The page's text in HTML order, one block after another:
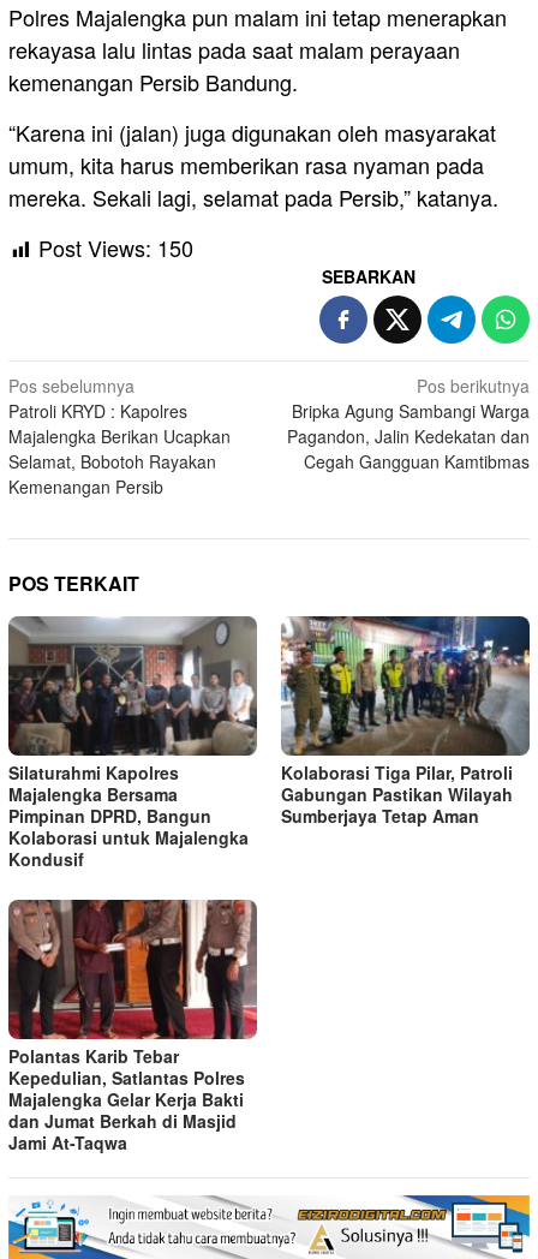
Polres Majalengka pun malam ini tetap menerapkan
rekayasa lalu lintas pada saat malam perayaan
kemenangan Persib Bandung.
“Karena ini (jalan) juga digunakan oleh masyarakat
umum, kita harus memberikan rasa nyaman pada
mereka. Sekali lagi, selamat pada Persib,” katanya.
Post Views: 150
SEBARKAN
Navigasi
pos
Pos sebelumnya
Patroli KRYD : Kapolres
Majalengka Berikan Ucapkan
Selamat, Bobotoh Rayakan
Kemenangan Persib
Pos berikutnya
Bripka Agung Sambangi Warga
Pagandon, Jalin Kedekatan dan
Cegah Gangguan Kamtibmas
POS TERKAIT
Silaturahmi Kapolres
Majalengka Bersama
Pimpinan DPRD, Bangun
Kolaborasi untuk Majalengka
Kondusif
Kolaborasi Tiga Pilar, Patroli
Gabungan Pastikan Wilayah
Sumberjaya Tetap Aman
Polantas Karib Tebar
Kepedulian, Satlantas Polres
Majalengka Gelar Kerja Bakti
dan Jumat Berkah di Masjid
Jami At-Taqwa